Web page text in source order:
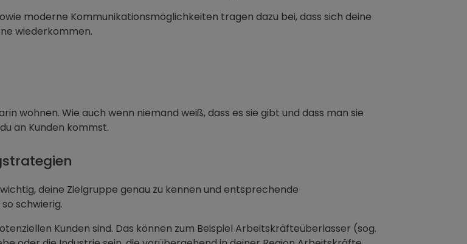
moderne Kommunikationsmöglichkeiten tragen dazu bei, dass sich deine
wiederkommen.
wohnen. Wie auch wenn niemand weiß, dass es sie gibt und dass man sie
an Kunden kommst.
deine Zielgruppe genau zu kennen und entsprechende
schwierig.
Kunden sind. Das können zum Beispiel Arbeitskräfteüberlasser (sog.